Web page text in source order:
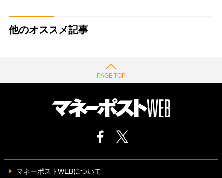
他のオススメ記事
PAGE TOP
マネーポストWEBについて